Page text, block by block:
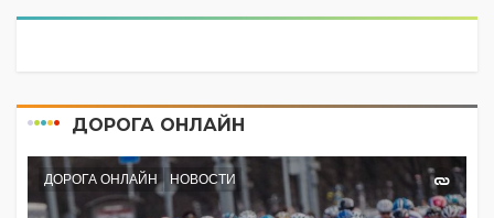
ДОРОГА ОНЛАЙН
ДОРОГА ОНЛАЙН НОВОСТИ